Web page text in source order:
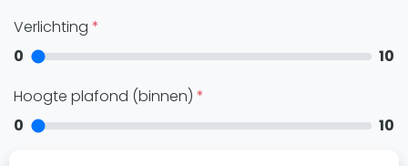
Nieuws
Vragen over padel
Padelgear
Overige
Verlichting
0
10
Hoogte plafond (binnen)
0
10